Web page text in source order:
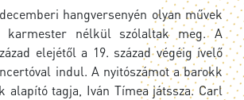
hangversenyén olyan művek
karmester nélkül szólaltak meg. A
elejétől a 19. század végéig ívelő
indul. A nyitószámot a barokk
alapító tagja, Iván Tímea játssza. Carl